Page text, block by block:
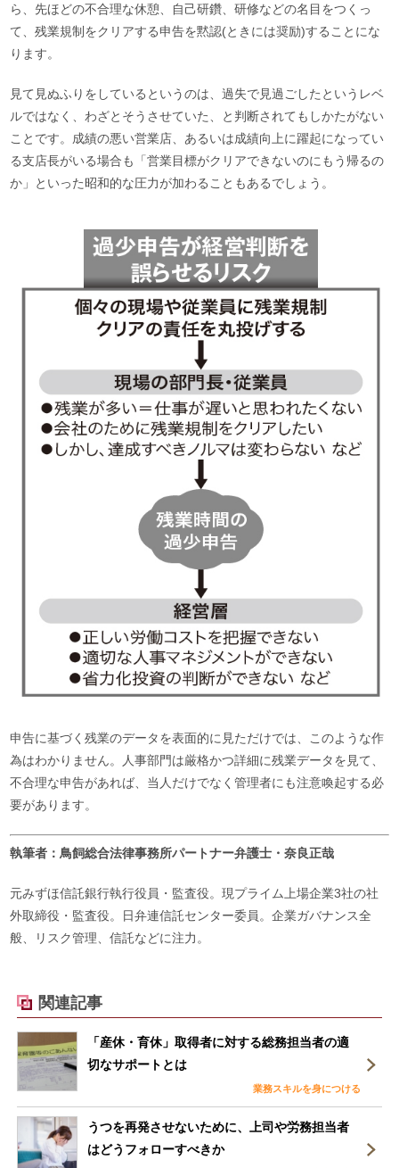
ら、先ほどの不合理な休憩、自己研鑽、研修などの名目をつくっ
て、残業規制をクリアする申告を黙認(ときには奨励)することにな
ります。
見て見ぬふりをしているというのは、過失で見過ごしたというレベ
ルではなく、わざとそうさせていた、と判断されてもしかたがない
ことです。成績の悪い営業店、あるいは成績向上に躍起になってい
る支店長がいる場合も「営業目標がクリアできないのにもう帰るの
か」といった昭和的な圧力が加わることもあるでしょう。
申告に基づく残業のデータを表面的に見ただけでは、このような作
為はわかりません。人事部門は厳格かつ詳細に残業データを見て、
不合理な申告があれば、当人だけでなく管理者にも注意喚起する必
要があります。
執筆者：鳥飼総合法律事務所パートナー弁護士・奈良正哉
元みずほ信託銀行執行役員・監査役。現プライム上場企業3社の社
外取締役・監査役。日弁連信託センター委員。企業ガバナンス全
般、リスク管理、信託などに注力。
関連記事
「産休・育休」取得者に対する総務担当者の適
切なサポートとは
業務スキルを身につける
うつを再発させないために、上司や労務担当者
はどうフォローすべきか